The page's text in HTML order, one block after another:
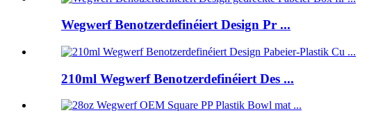
Wegwerf Benotzerdefinéiert Design Pr ...
210ml Wegwerf Benotzerdefinéiert Des ...